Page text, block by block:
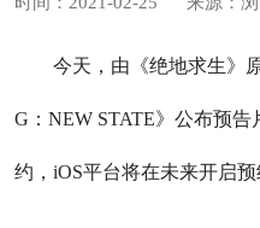
今天，由《绝地求生》原
G：NEW STATE》公布预
约，iOS平台将在未来开启预